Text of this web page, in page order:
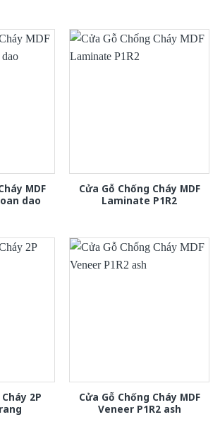
MDF
dao
Cửa Gỗ Chống Cháy MDF
Laminate P1R2
2P
Cửa Gỗ Chống Cháy MDF
Veneer P1R2 ash